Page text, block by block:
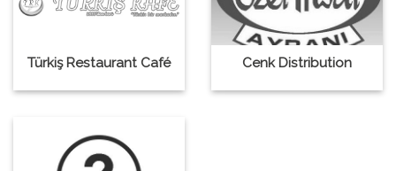
Türkiş Restaurant Café Cenk Distribution